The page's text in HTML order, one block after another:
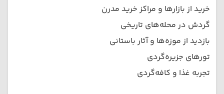
خرید از بازارها و مراکز خرید مدرن
گردش در محله‌های تاریخی
بازدید از موزه‌ها و آثار باستانی
تورهای جزیره‌گردی
تجربه غذا و کافه‌گردی